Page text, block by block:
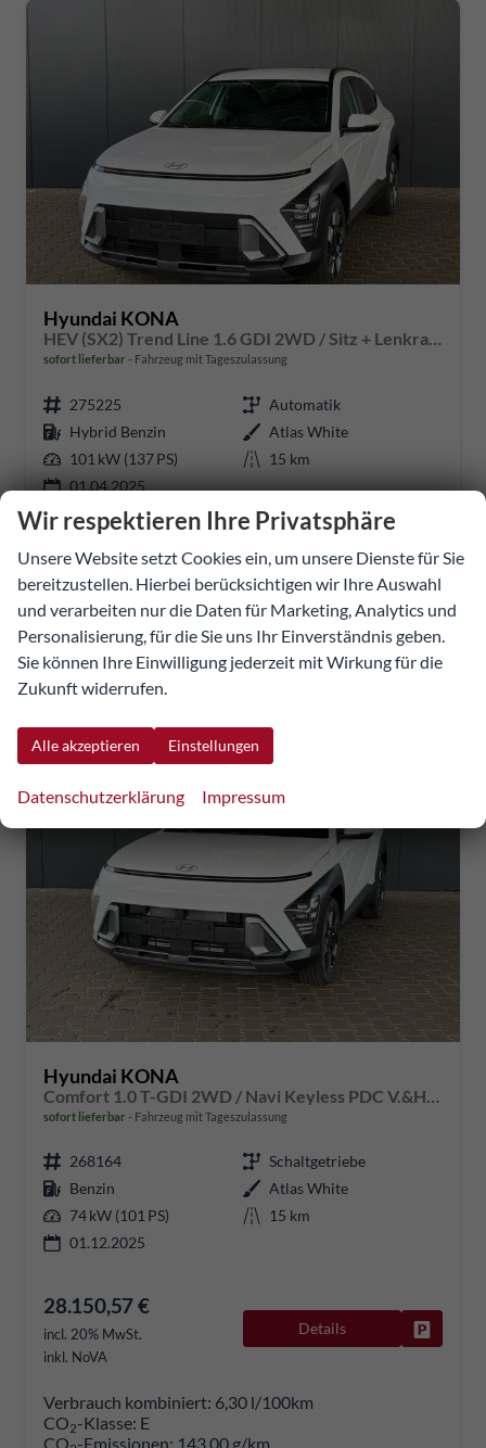
Hyundai KONA
HEV (SX2) Trend Line 1.6 GDI 2WD / Sitz + Lenkradheizung Tempomat Alu 18"
sofort lieferbar Fahrzeug mit Tageszulassung
275225
Automatik
Hybrid Benzin
Atlas White
101 kW (137 PS)
15 km
01.04.2025
27.355,44 €
incl. 20% MwSt.
Details
Verbrauch kombiniert:4,70 l/100km
CO2 -Klasse: C
CO2-Emissionen:
Hyundai KONA
Comfort 1.0 T-GDI 2WD / Navi Keyless PDC V.&H. Kamera Sitz & Lenkr.Heiz./ LED Alu 18"
sofort lieferbar Fahrzeug mit Tageszulassung
268164
Schaltgetriebe
Benzin
Atlas White
74 kW (101 PS)
15 km
01.12.2025
28.150,57 €
incl. 20% MwSt.
inkl. NoVA
Details
Verbrauch kombiniert: 6,30 l/100km
CO2-Klasse: E
CO -Emissionen: 143,00 g/km
Wir respektieren Ihre Privatsphäre
Unsere Website setzt Cookies ein, um unsere Dienste für Sie
bereitzustellen. Hierbei berücksichtigen wir Ihre Auswahl
und verarbeiten nur die Daten für Marketing, Analytics und
Personalisierung, für die Sie uns Ihr Einverständnis geben.
Sie können Ihre Einwilligung jederzeit mit Wirkung für die
Zukunft widerrufen.
Alle akzeptieren Einstellungen
Datenschutzerklärung Impressum